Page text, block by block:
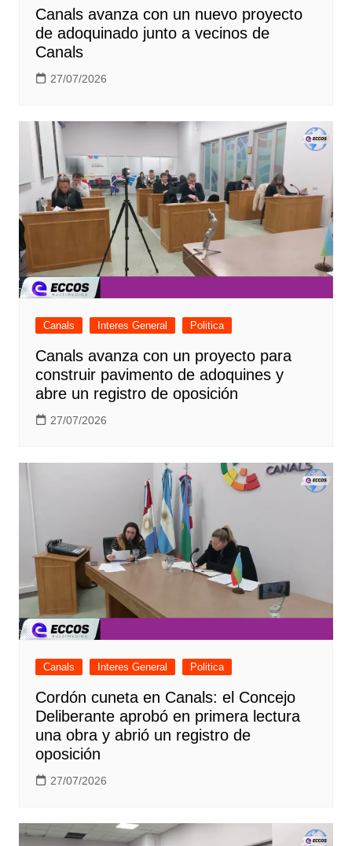
Canals avanza con un nuevo proyecto
de adoquinado junto a vecinos de
Canals
27/07/2026
Canals Interes General Politica
Canals avanza con un proyecto para
construir pavimento de adoquines y
abre un registro de oposición
27/07/2026
Canals Interes General Politica
Cordón cuneta en Canals: el Concejo
Deliberante aprobó en primera lectura
una obra y abrió un registro de
oposición
27/07/2026